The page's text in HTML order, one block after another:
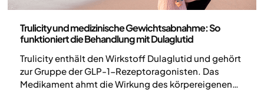
Trulicity und medizinische Gewichtsabnahme: So
funktioniert die Behandlung mit Dulaglutid
Trulicity enthält den Wirkstoff Dulaglutid und gehört
zur Gruppe der GLP-1-Rezeptoragonisten. Das
Medikament ahmt die Wirkung des körpereigenen